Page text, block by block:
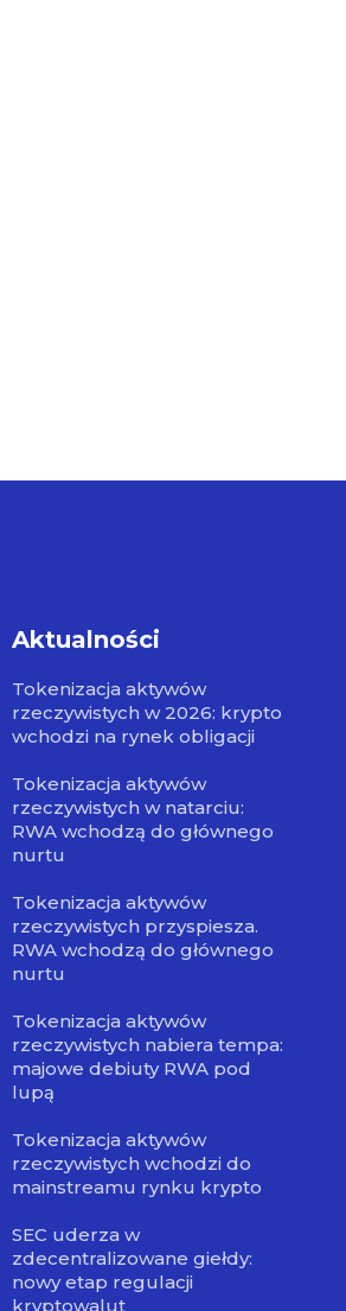
Aktualności
Tokenizacja aktywów
rzeczywistych w 2026: krypto
wchodzi na rynek obligacji
Tokenizacja aktywów
rzeczywistych w natarciu:
RWA wchodzą do głównego
nurtu
Tokenizacja aktywów
rzeczywistych przyspiesza.
RWA wchodzą do głównego
nurtu
Tokenizacja aktywów
rzeczywistych nabiera tempa:
majowe debiuty RWA pod
lupą
Tokenizacja aktywów
rzeczywistych wchodzi do
mainstreamu rynku krypto
SEC uderza w
zdecentralizowane giełdy:
nowy etap regulacji
kryptowalut